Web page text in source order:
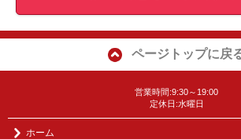
ページトップに戻
営業時間:9:30～19:00
定休日:水曜日
ホーム